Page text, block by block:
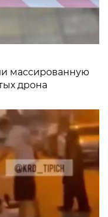
массированную
дрона